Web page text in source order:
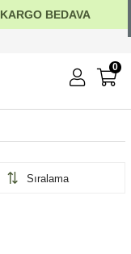
KARGO BEDAVA
0
Sıralama